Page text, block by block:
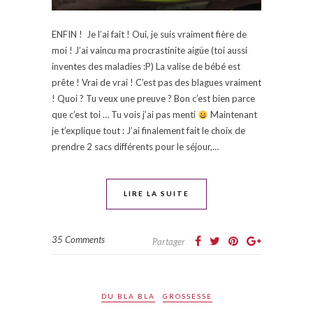
ENFIN ! Je l’ai fait ! Oui, je suis vraiment fière de
moi ! J’ai vaincu ma procrastinite aigüe (toi aussi
inventes des maladies :P) La valise de bébé est
prête ! Vrai de vrai ! C’est pas des blagues vraiment
! Quoi ? Tu veux une preuve ? Bon c’est bien parce
que c’est toi … Tu vois j’ai pas menti
Maintenant
je t’explique tout : J’ai finalement fait le choix de
prendre 2 sacs différents pour le séjour,…
LIRE LA SUITE
35 Comments Partager
DU BLA BLA GROSSESSE